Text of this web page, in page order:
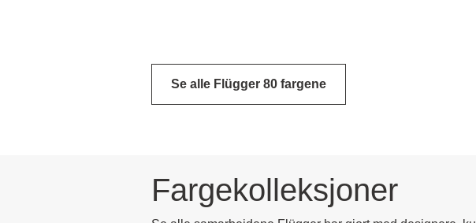
Se alle Flügger 80 fargene
Fargekolleksjoner